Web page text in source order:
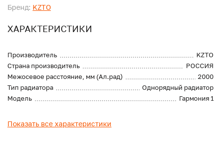
Бренд: KZTO
ХАРАКТЕРИСТИКИ
Производитель
KZTO
Страна производитель
РОССИЯ
Межосевое расстояние, мм (Ал.рад)
2000
Тип радиатора
Однорядный радиатор
Модель
Гармония 1
Показать все характеристики